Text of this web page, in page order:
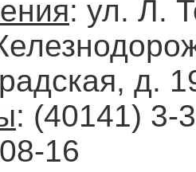
: ул. Л.
д.
: (40141) 3-
16